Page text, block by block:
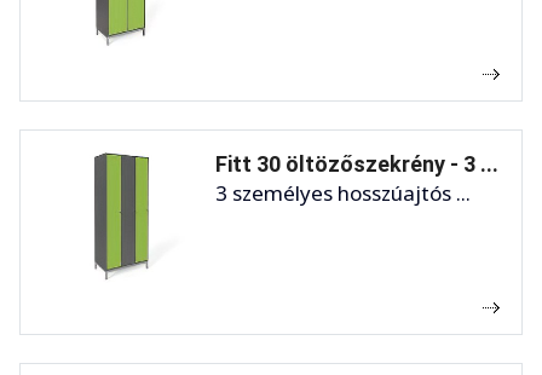
Fitt 30 öltözőszekrény - 3 ...
3 személyes hosszúajtós ...